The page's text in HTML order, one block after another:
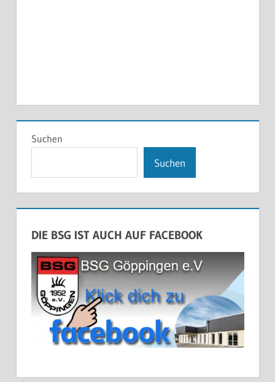
Suchen
Suchen
DIE BSG IST AUCH AUF FACEBOOK